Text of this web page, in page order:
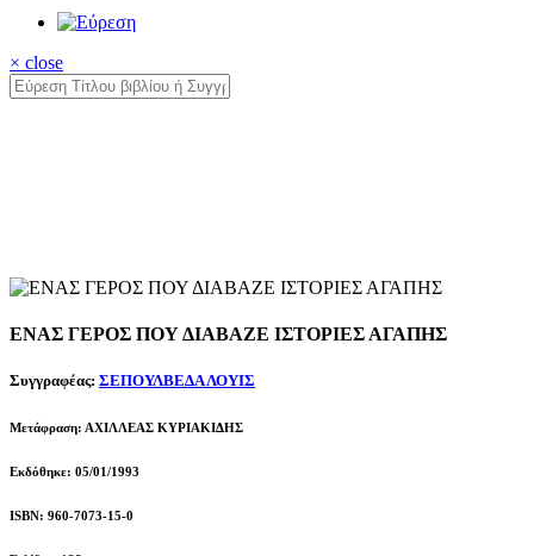
× close
ΕΝΑΣ ΓΕΡΟΣ ΠΟΥ ΔΙΑΒΑΖΕ ΙΣΤΟΡΙΕΣ ΑΓΑΠΗΣ
Συγγραφέας: ΣΕΠΟΥΛΒΕΔΑ ΛΟΥΙΣ
Μετάφραση: ΑΧΙΛΛΕΑΣ ΚΥΡΙΑΚΙΔΗΣ
Εκδόθηκε: 05/01/1993
ISBN: 960-7073-15-0